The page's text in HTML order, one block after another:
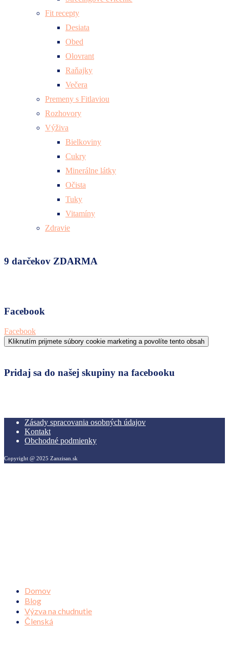
Fit recepty
Desiata
Obed
Olovrant
Raňajky
Večera
Premeny s Fitlaviou
Rozhovory
Výživa
Bielkoviny
Cukry
Minerálne látky
Očista
Tuky
Vitamíny
Zdravie
9 darčekov ZDARMA
Facebook
Facebook
Kliknutím prijmete súbory cookie marketing a povolíte tento obsah
Pridaj sa do našej skupiny na facebooku
Zásady spracovania osobných údajov
Kontakt
Obchodné podmienky
Copyright @ 2025 Zanzisan.sk
Domov
Blog
Výzva na chudnutie
Členská